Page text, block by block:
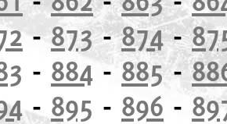
-873-874-
- 884- 885-
- 895 - 896 -